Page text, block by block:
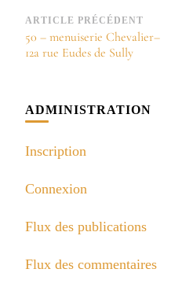
Navigation
d’article
ARTICLE PRÉCÉDENT
50 – menuiserie Chevalier–
12a rue Eudes de Sully
ADMINISTRATION
Inscription
Connexion
Flux des publications
Flux des commentaires